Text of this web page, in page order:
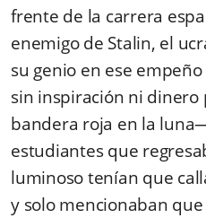
frente de la carrera
enemigo de Stalin, el
su genio en ese
sin inspiración ni dinero
bandera roja en la
estudiantes que
luminoso tenían que
y solo mencionaban